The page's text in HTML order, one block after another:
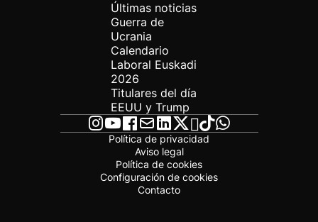
Últimas noticias
Guerra de
Ucrania
Calendario
Laboral Euskadi
2026
Titulares del día
EEUU y Trump
Política de privacidad
Aviso legal
Política de cookies
Configuración de cookies
Contacto